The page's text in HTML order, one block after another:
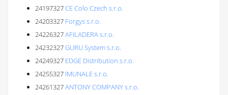
24197327CE Colo Czech s.r.o.
24203327 Forgys s.r.o.
24226327AFILADERA s.r.o.
24232327GURU System s.r.o.
24249327 EDGE Distribution s.r.o.
24255327 IMUNALE s.r.o.
24261327ANTONY COMPANY s.r.o.